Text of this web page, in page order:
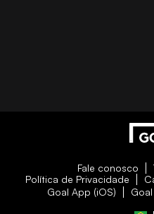
Fale conosco
Política de Privacidade
Goal App (iOS)